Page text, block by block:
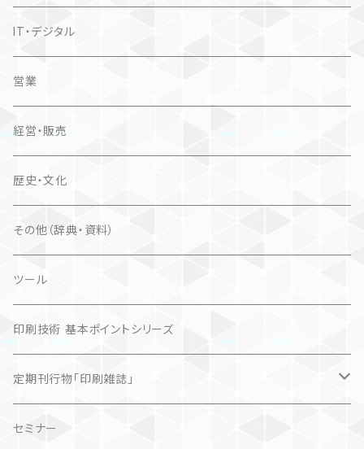
IT・デジタル
営業
経営・販売
歴史・文化
その他（辞典・資料）
ツール
印刷技術 基本ポイントシリーズ
定期刊行物「印刷雑誌」
記事（デジタル販売）
セミナー